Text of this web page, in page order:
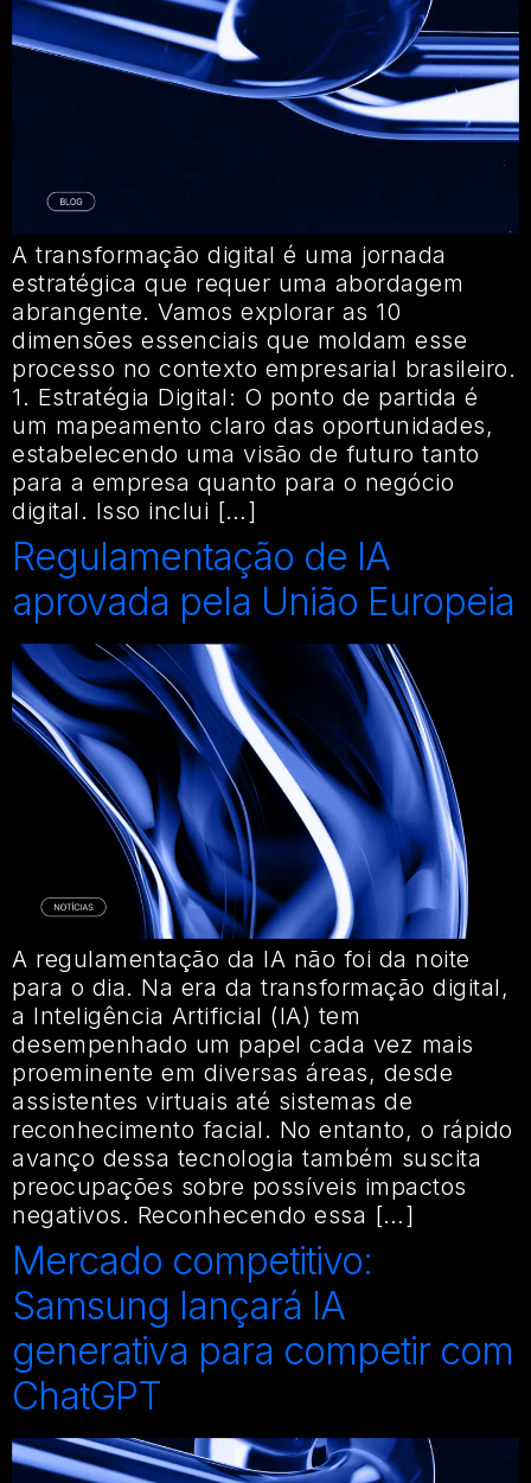
A transformação digital é uma jornada
estratégica que requer uma abordagem
abrangente. Vamos explorar as 10
dimensões essenciais que moldam esse
processo no contexto empresarial brasileiro.
1. Estratégia Digital: O ponto de partida é
um mapeamento claro das oportunidades,
estabelecendo uma visão de futuro tanto
para a empresa quanto para o negócio
digital. Isso inclui […]
Regulamentação de IA
aprovada pela União Europeia
A regulamentação da IA não foi da noite
para o dia. Na era da transformação digital,
a Inteligência Artificial (IA) tem
desempenhado um papel cada vez mais
proeminente em diversas áreas, desde
assistentes virtuais até sistemas de
reconhecimento facial. No entanto, o rápido
avanço dessa tecnologia também suscita
preocupações sobre possíveis impactos
negativos. Reconhecendo essa […]
Mercado competitivo:
Samsung lançará IA
generativa para competir com
ChatGPT